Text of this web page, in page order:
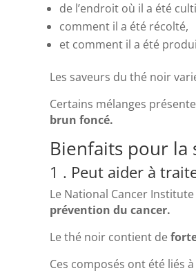
de l’endroit où il a été
comment il a été récolté,
et comment il a été
Les saveurs du thé noir
Certains mélanges
brun foncé.
Bienfaits pour
1 . Peut aider à
Le National Cancer
prévention du cancer.
Le thé noir contient de
Ces composés ont été liés